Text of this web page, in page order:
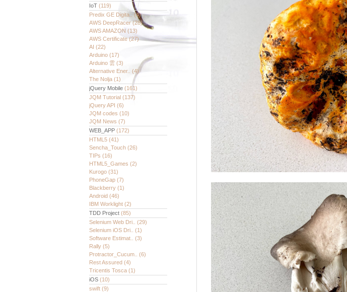
IoT (119)
Predix GE Digita.. (4)
AWS DeepRacer(28)
AWS AMAZON (13)
AWS Certificate(27)
AI (22)
Arduino (17)
Arduino 雲 (3)
Alternative Ener.. (4)
The Nolja (1)
jQuery Mobile (161)
JQM Tutorial (137)
jQuery API (6)
JQM codes (10)
JQM News (7)
WEB_APP (172)
HTML5 (41)
Sencha_Touch (26)
TIPs (16)
HTML5_Games (2)
Kurogo (31)
PhoneGap (7)
Blackberry (1)
Android (46)
IBM Worklight (2)
TDD Project (85)
Selenium Web Dri.. (29)
Selenium iOS Dri.. (1)
Software Estimat.. (3)
Rally (5)
Protractor_Cucum.. (6)
Rest Assured (4)
Tricentis Tosca (1)
iOS (10)
swift (9)